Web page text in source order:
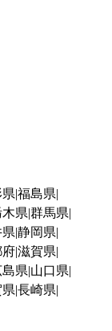
福島県
県 群馬県
静岡県
府滋賀県
島県 山口県
長崎県